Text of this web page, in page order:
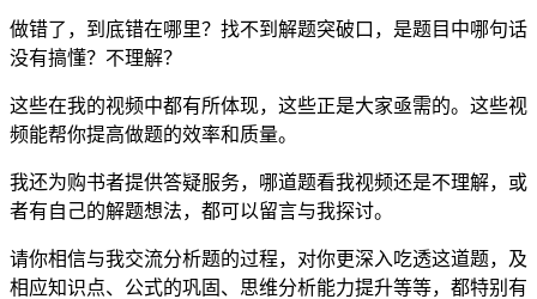
做错了，到底错在哪里？找不到解题突破口，是题目中哪句话
没有搞懂？不理解？
这些在我的视频中都有所体现，这些正是大家亟需的。这些视
频能帮你提高做题的效率和质量。
我还为购书者提供答疑服务，哪道题看我视频还是不理解，或
者有自己的解题想法，都可以留言与我探讨。
请你相信与我交流分析题的过程，对你更深入吃透这道题，及
相应知识点、公式的巩固、思维分析能力提升等等，都特别有